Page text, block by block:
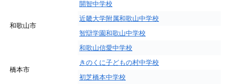
和歌山市
開智中学校
近畿大学附属和歌山中学校
智辯学園和歌山中学校
和歌山信愛中学校
橋本市
きのくに子どもの村中学校
初芝橋本中学校